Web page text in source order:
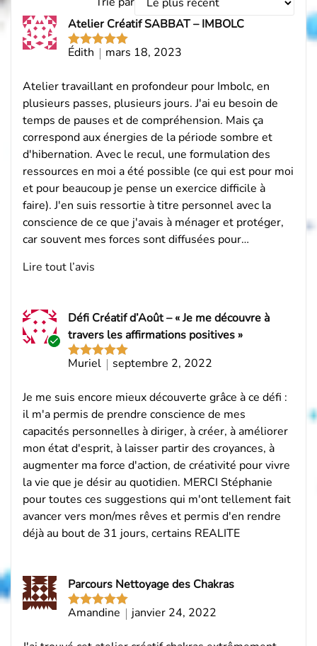
avis
par
Note5
sur
Atelier Créatif SABBAT – IMBOLC
Édith
mars 18, 2023
Atelier travaillant en profondeur pour Imbolc, en
plusieurs passes, plusieurs jours. J'ai eu besoin de
temps de pauses et de compréhension. Mais ça
correspond aux énergies de la période sombre et
d'hibernation. Avec le recul, une formulation des
ressources en moi a été possible (ce qui est pour moi
et pour beaucoup je pense un exercice difficile à
faire). J'en suis ressortie à titre personnel avec la
conscience de ce que j'avais à ménager et protéger,
car souvent mes forces sont diffusées pour…
Lire tout l’avis
Acheteur
vérifiéNote5sur
Défi Créatif d’Août – « Je me découvre à
travers les affirmations positives »
Muriel
septembre 2, 2022
Je me suis encore mieux découverte grâce à ce défi :
il m'a permis de prendre conscience de mes
capacités personnelles à diriger, à créer, à améliorer
mon état d'esprit, à laisser partir des croyances, à
augmenter ma force d'action, de créativité pour vivre
la vie que je désir au quotidien. MERCI Stéphanie
pour toutes ces suggestions qui m'ont tellement fait
avancer vers mon/mes rêves et permis d'en rendre
déjà au bout de 31 jours, certains REALITE
Note5sur
Parcours Nettoyage des Chakras
Amandine
janvier 24, 2022